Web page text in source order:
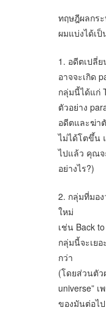
ทฤษฎีผลกระ
ผมแบ่งได้เ
1. อดีตเปลี่
อาจจะเกิด
กลุ่มนี้ได้แก่
ตัวอย่าง
อดีตและฆ่า
ไม่ได้โตขึ้น
ไปแล้ว คุณจ
อย่างไร?)
2. กลุ่มที่มอ
ใหม่
เช่น Back
กลุ่มนี้จะเย
กว่า
(โดยส่วนตัว
universe” เ
ของมันต่อไ